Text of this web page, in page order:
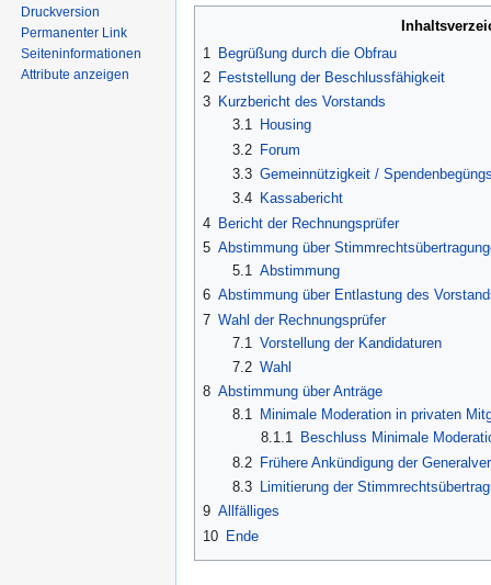
1
Begrüßung durch die Obfrau
2 Feststellung der Beschlussfähigkeit
3 Kurzbericht des Vorstands
3.1
Housing
3.2 Forum
3.3 Gemeinnützigkeit /
3.4
Kassabericht
4 Bericht der Rechnungsprüfer
5 Abstimmung über
5.1
Abstimmung
6 Abstimmung über Entlastung des
7 Wahl der Rechnungsprüfer
7.1 Vorstellung der Kandidaturen
7.2 Wahl
8 Abstimmung über Anträge
8.1
Minimale Moderation in privaten
8.1.1 Beschluss Minimale
8.2 Frühere Ankündigung der
8.3
Limitierung der
9 Allfälliges
10 Ende
Druckversion
Permanenter Link
Seiten­informationen
Attribute anzeigen